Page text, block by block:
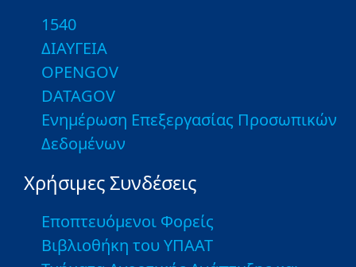
1540
ΔΙΑΥΓΕΙΑ
OPENGOV
DATAGOV
Ενημέρωση Επεξεργασίας Προσωπικών
Δεδομένων
Χρήσιμες Συνδέσεις
Εποπτευόμενοι Φορείς
Βιβλιοθήκη του ΥΠΑΑΤ